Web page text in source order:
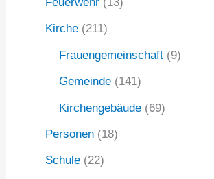
Kirche (211)
Frauengemeinschaft (9)
Gemeinde (141)
Kirchengebäude (69)
Personen (18)
Schule (22)